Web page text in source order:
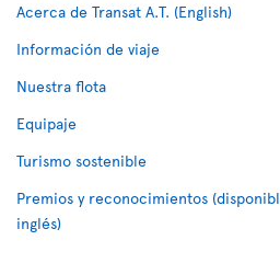
Acerca de Transat A.T. (English)
Información de viaje
Nuestra flota
Equipaje
Turismo sostenible
Premios y reconocimientos
inglés)